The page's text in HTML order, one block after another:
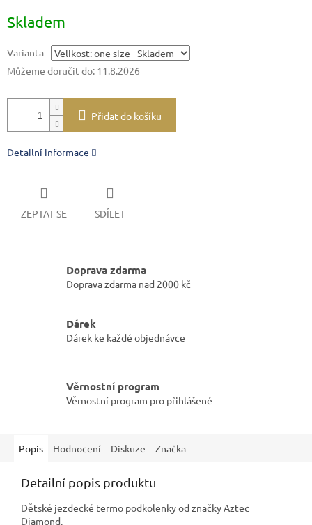
cena:
Skladem
Varianta
Můžeme doručit do: 11.8.2026
Přidat do košíku
Detailní informace
ZEPTAT SE SDÍLET
Doprava zdarma
Doprava zdarma nad 2000 kč
Dárek
Dárek ke každé objednávce
Věrnostní program
Věrnostní program pro přihlášené
Popis Hodnocení Diskuze Značka
Detailní popis produktu
Dětské jezdecké termo podkolenky od značky Aztec
Diamond.